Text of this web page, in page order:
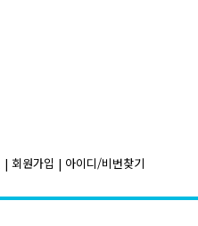
| 회원가입 | 아이디/비번찾기